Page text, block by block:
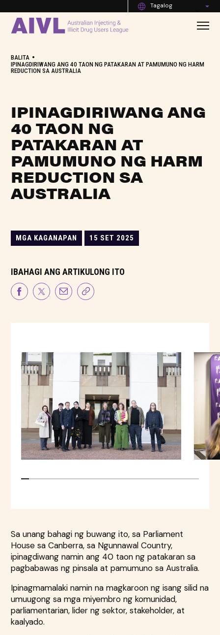
Tagalog
BALITA •
IPINAGDIRIWANG ANG 40 TAON NG PATAKARAN AT PAMUMUNO NG HARM
REDUCTION SA AUSTRALIA
IPINAGDIRIWANG ANG
40 TAON NG
PATAKARAN AT
PAMUMUNO NG HARM
REDUCTION SA
AUSTRALIA
MGA KAGANAPAN 15 SET 2025
IBAHAGI ANG ARTIKULONG ITO
Sa unang bahagi ng buwang ito, sa Parliament
House sa Canberra, sa Ngunnawal Country,
ipinagdiwang namin ang 40 taon ng patakaran sa
pagbabawas ng pinsala at pamumuno sa Australia.
Ipinagmamalaki namin na magkaroon ng isang silid na
umuugong sa mga miyembro ng komunidad,
parliamentarian, lider ng sektor, stakeholder, at
kaalyado.